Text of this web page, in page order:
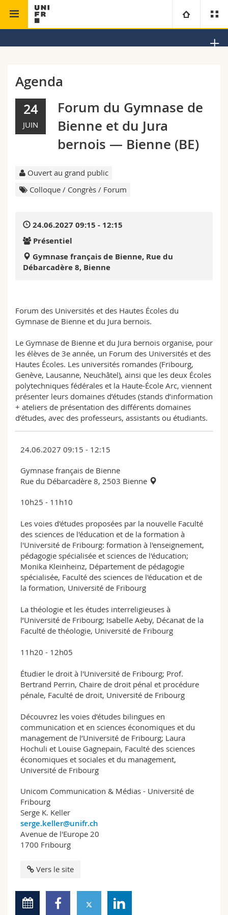
Campus
Recherche
Formation continue
Théologie
Droit
Sciences économiques et sociales et management
Lettres et sciences humaines
Sciences et médecine
Interfacultaire
Vous êtes
Futurs étudiants
Collaborateurs
Doctorants
Ressources
Webmail
Programme des cours
Christianisme global et théologie
Agenda
24
JUIN
Forum du Gymnase de
Bienne et du Jura
bernois — Bienne (BE)
Ouvert au grand public
Colloque / Congrès / Forum
24.06.2027 09:15 - 12:15
Présentiel
Gymnase français de Bienne, Rue du
Débarcadère 8, Bienne
Forum des Universités et des Hautes Écoles du
Gymnase de Bienne et du Jura bernois.
Le Gymnase de Bienne et du Jura bernois organise, pour
les élèves de 3e année, un Forum des Universités et des
Hautes Écoles. Les universités romandes (Fribourg,
Genève, Lausanne, Neuchâtel), ainsi que les deux Écoles
polytechniques fédérales et la Haute-École Arc, viennent
présenter leurs domaines d’études (stands d’information
+ ateliers de présentation des différents domaines
d’études, avec des professeurs, assistants ou étudiants.
24.06.2027 09:15 - 12:15
Gymnase français de Bienne
Rue du Débarcadère 8, 2503 Bienne
10h25 - 11h10
Les voies d'études proposées par la nouvelle Faculté
des sciences de l'éducation et de la formation à
l'Université de Fribourg: formation à l'enseignement,
pédagogie spécialisée et sciences de l'éducation;
Monika Kleinheinz, Département de pédagogie
spécialisée, Faculté des sciences de l'éducation et de
la formation, Université de Fribourg
La théologie et les études interreligieuses à
l’Université de Fribourg; Isabelle Aeby, Décanat de la
Faculté de théologie, Université de Fribourg
11h20 - 12h05
Étudier le droit à l'Université de Fribourg; Prof.
Bertrand Perrin, Chaire de droit pénal et procédure
pénale, Faculté de droit, Université de Fribourg
Découvrez les voies d’études bilingues en
communication et en sciences économiques et du
management de l’Université de Fribourg; Laura
Hochuli et Louise Gagnepain, Faculté des sciences
économiques et sociales et du management,
Université de Fribourg
Unicom Communication & Médias - Université de
Fribourg
Serge K. Keller
serge.keller@unifr.ch
Avenue de l'Europe 20
1700 Fribourg
Vers le site